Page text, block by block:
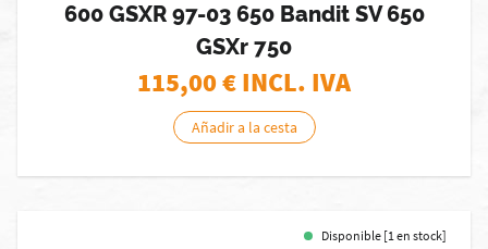
600 GSXR 97-03 650 Bandit SV 650
GSXr 750
115,00€ INCL. IVA
Añadir a la cesta
Disponible [1 en stock]